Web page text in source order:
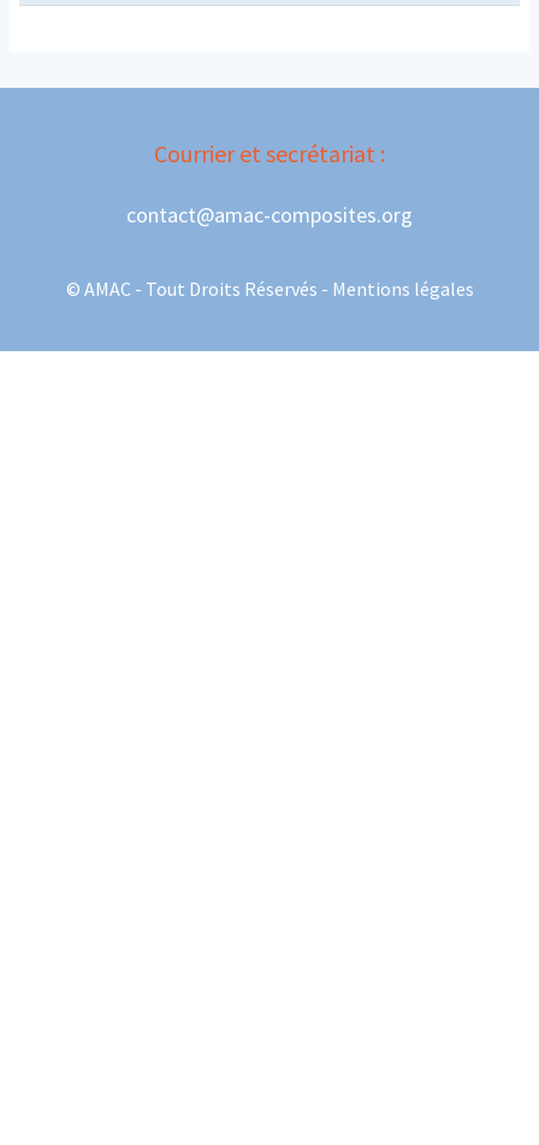
Courrier et secrétariat :
contact@amac-composites.org
© AMAC - Tout Droits Réservés - Mentions légales